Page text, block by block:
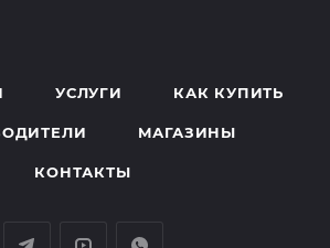
УСЛУГИ КАК КУПИТЬ
МАГАЗИНЫ
КОНТАКТЫ